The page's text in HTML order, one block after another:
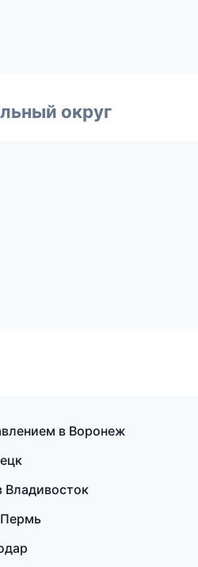
округ
в Воронеж
Владивосток
Пермь